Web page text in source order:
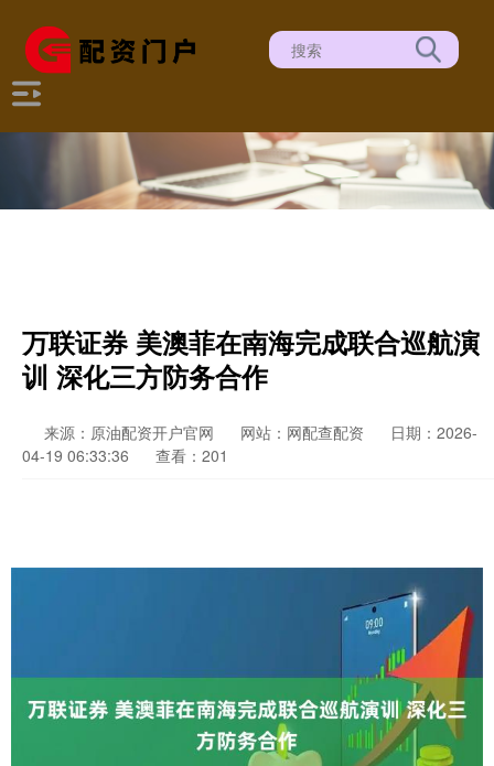
万联证券 美澳菲在南海完成联合巡航演
训 深化三方防务合作
来源：原油配资开户官网 网站：网配查配资
日期：2026-
04-19 06:33:36
查看：201